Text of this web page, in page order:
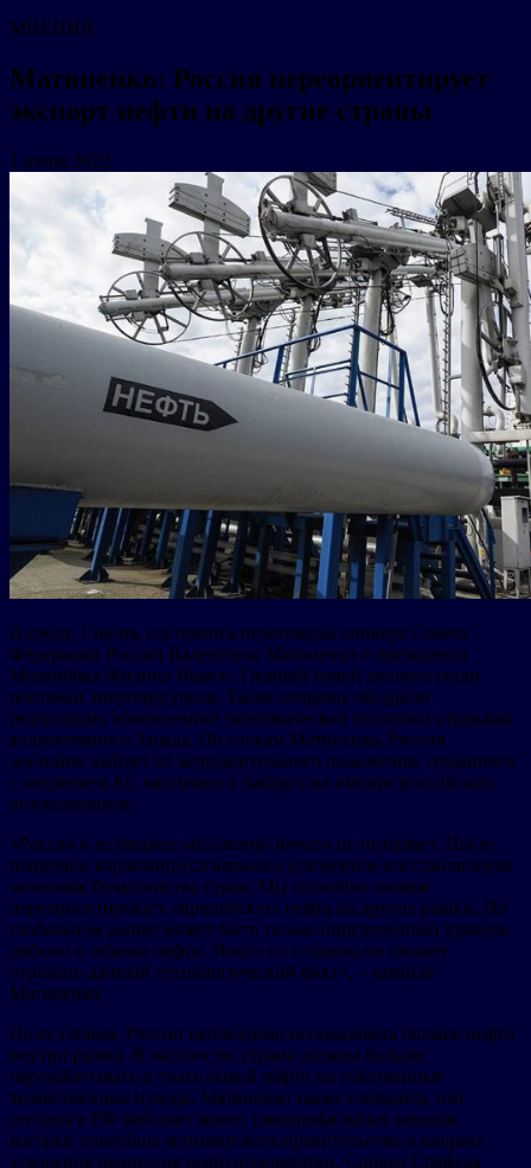
МНЕНИЯ
Матвиенко: Россия переориентирует
экспорт нефти на другие страны
1 июня 2022
В среду, 1 июня, состоялись переговоры спикера Совета
Федерации России Валентины Матвиенко и президента
Мозамбика Филипе Ньюси. Главной темой диалога стали
поставки энергоресурсов. Также стороны обсудили
реализацию обновленной экономической политики странами
коллективного Запада. По словам Матвиенко, Россия
достойно выйдет из затруднительного положения, связанного
с введением ЕС частичного эмбарго на импорт российских
углеводородов.
«Россия и ее бюджет абсолютно ничего не потеряют. После
пандемии коронавируса началось ускоренное восстановление
экономик большинства стран. Мы спокойно можем
переориентировать европейскую нефть на другие рынки. На
глобальном рынке может быть только определенный уровень
добычи и объема нефти. Никто со стороны не сможет
отрицать данный технологический факт», – заявила
Матвиенко.
По ее словам, России необходимо использовать больше нефти
внутри рынка. В частности, страна должна больше
перерабатывать и гнать сырой нефти на собственные
хозяйственные нужды. Матвиенко также сообщила, что
сегодня в РФ работает много узкопрофильных заводов,
которые способны мотивировать правительство в вопросе
ускорения процессов нефтепереработки. Спикер Совфеда